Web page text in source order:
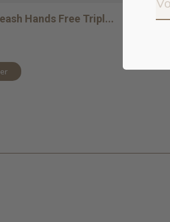
Hands Free Tripl...